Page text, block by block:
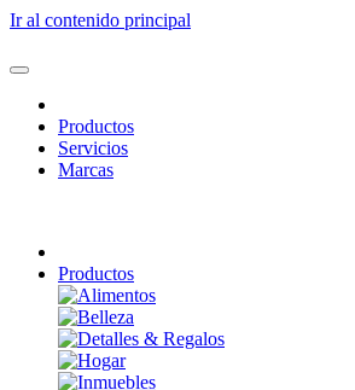
Ir al contenido principal
Productos
Servicios
Marcas
Productos